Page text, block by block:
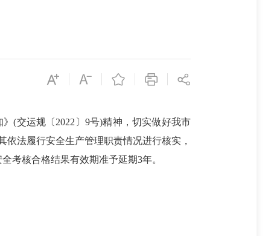
(交运规〔2022〕9号)精神，切实做好我市
法履行安全生产管理职责情况进行核实，
考核合格结果有效期准予延期3年。